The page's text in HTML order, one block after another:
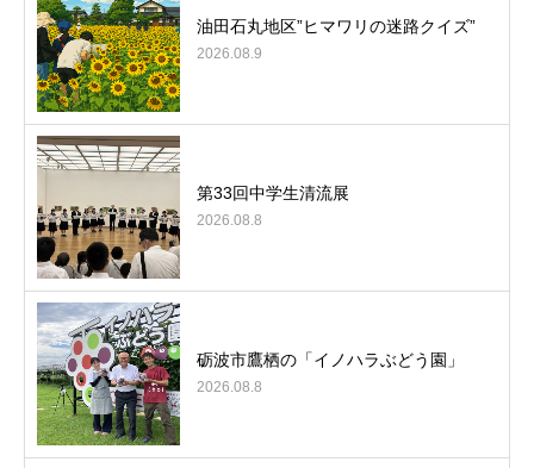
油田石丸地区”ヒマワリの迷路クイズ”
2026.08.9
第33回中学生清流展
2026.08.8
砺波市鷹栖の「イノハラぶどう園」
2026.08.8